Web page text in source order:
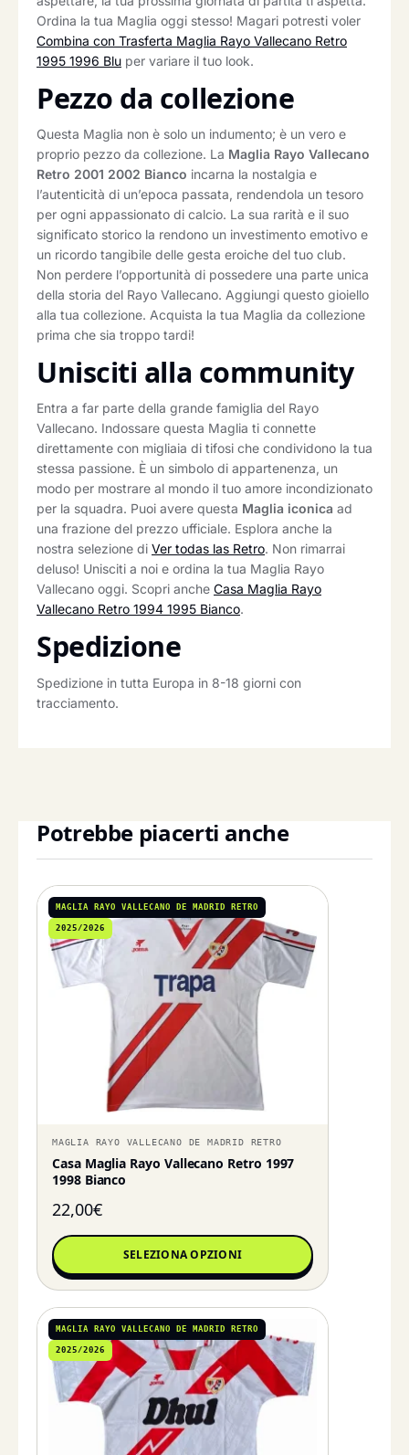
Ordina la tua Maglia oggi stesso! Magari potresti voler
Combina con Trasferta Maglia Rayo Vallecano Retro
1995 1996 Blu per variare il tuo look.
Pezzo da collezione
Questa Maglia non è solo un indumento; è un vero e
proprio pezzo da collezione. La Maglia Rayo Vallecano
Retro 2001 2002 Bianco incarna la nostalgia e
l’autenticità di un’epoca passata, rendendola un tesoro
per ogni appassionato di calcio. La sua rarità e il suo
significato storico la rendono un investimento emotivo e
un ricordo tangibile delle gesta eroiche del tuo club.
Non perdere l’opportunità di possedere una parte unica
della storia del Rayo Vallecano. Aggiungi questo gioiello
alla tua collezione. Acquista la tua Maglia da collezione
prima che sia troppo tardi!
Unisciti alla community
Entra a far parte della grande famiglia del Rayo
Vallecano. Indossare questa Maglia ti connette
direttamente con migliaia di tifosi che condividono la tua
stessa passione. È un simbolo di appartenenza, un
modo per mostrare al mondo il tuo amore incondizionato
per la squadra. Puoi avere questa Maglia iconica ad
una frazione del prezzo ufficiale. Esplora anche la
nostra selezione di Ver todas las Retro. Non rimarrai
deluso! Unisciti a noi e ordina la tua Maglia Rayo
Vallecano oggi. Scopri anche Casa Maglia Rayo
Vallecano Retro 1994 1995 Bianco.
Spedizione
Spedizione in tutta Europa in 8-18 giorni con
tracciamento.
Potrebbe piacerti anche
MAGLIA RAYO VALLECANO DE MADRID RETRO
2025/2026
MAGLIA RAYO VALLECANO DE MADRID RETRO
Casa Maglia Rayo Vallecano Retro 1997
1998 Bianco
22,00€
SELEZIONA OPZIONI
MAGLIA RAYO VALLECANO DE MADRID RETRO
2025/2026